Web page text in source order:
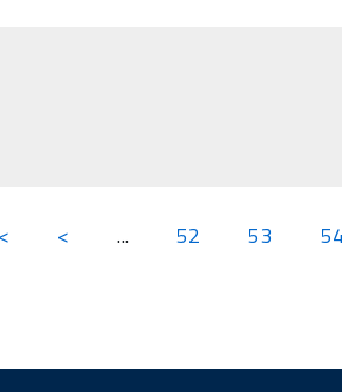
< ... 52 53